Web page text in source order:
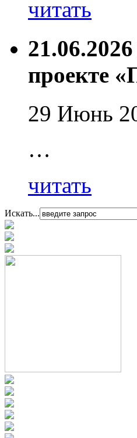
читать
проекте
29 Июнь
…
читать
Искать...